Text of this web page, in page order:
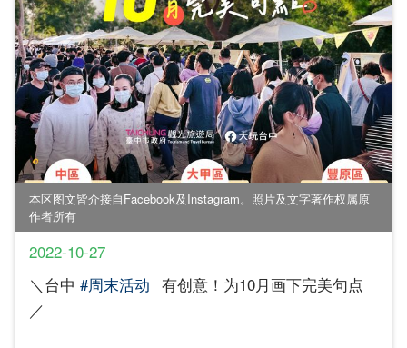
本区图文皆介接自Facebook及Instagram。照片及文字著作权属原
作者所有
2022-10-27
＼台中 #周末活动 有创意！为10月画下完美句点
／